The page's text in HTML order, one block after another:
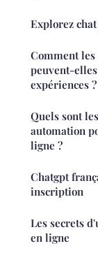
Explorez
Comment
peuvent-
expériences ?
Quels sont
automation
ligne ?
Chatgpt
inscription
Les secrets
en ligne